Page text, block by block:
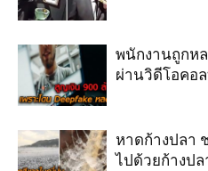
พนักงานถูกห
ผ่านวิดีโอคอ
หาดก้างปลา
ไปด้วยก้างปล